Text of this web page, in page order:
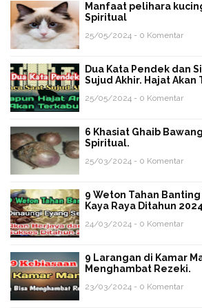
Manfaat pelihara
Spiritual
25/05/2024 - 0 Komentar
Dua Kata Pendek dan
Sujud Akhir. Hajat Akan
25/05/2024 - 0 Komentar
6 Khasiat Ghaib
Spiritual.
25/03/2024 - 0 Komentar
9 Weton Tahan Banting
Kaya Raya Ditahun
24/03/2024 - 0 Komentar
9 Larangan di Kamar
Menghambat Rezeki.
23/03/2024 - 0 Komentar